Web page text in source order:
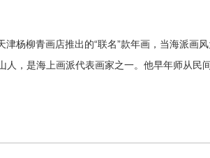
杨柳青画店推出的“联名”款年画，当海派画
，是海上画派代表画家之一。他早年师从民